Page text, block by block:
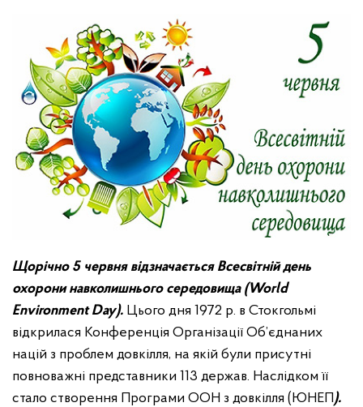
Щорічно 5 червня відзначається Всесвітній день
охорони навколишнього середовища(World
Environment Day). Цього дня 1972 р. в Стокгольмі
відкрилася Конференція Організації Об’єднаних
націй з проблем довкілля, на якій були присутні
повноважні представники 113 держав. Наслідком її
стало створення Програми ООН з довкілля (ЮНЕП).